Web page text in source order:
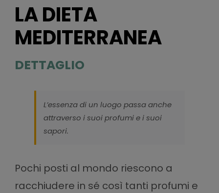
LA DIETA
MEDITERRANEA
DETTAGLIO
L’essenza di un luogo passa anche
attraverso i suoi profumi e i suoi
sapori.
Pochi posti al mondo riescono a
racchiudere in sé così tanti profumi e